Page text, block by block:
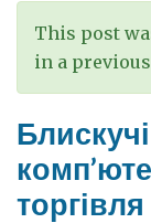
This post
in a
торгівля